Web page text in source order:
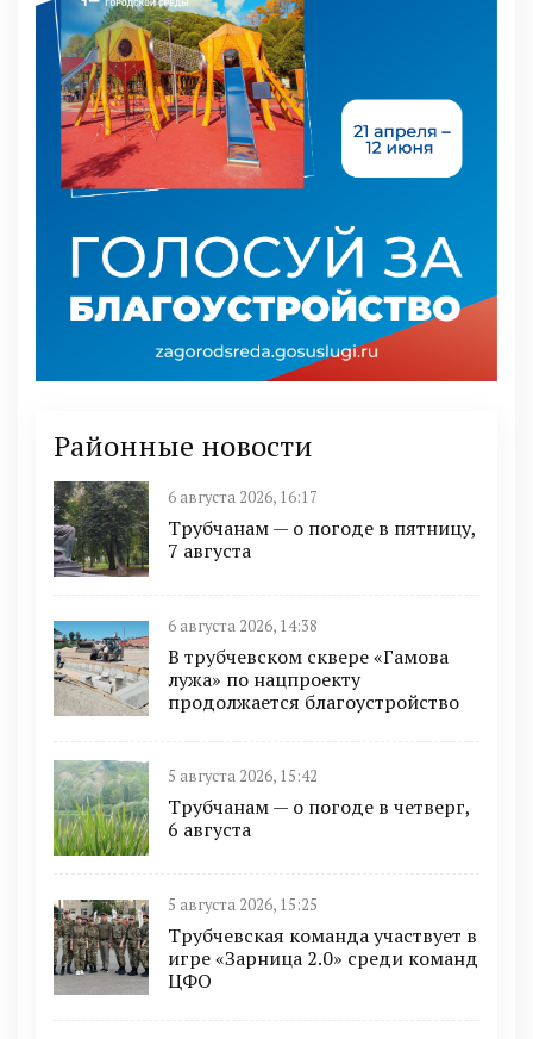
Районные новости
6 августа 2026, 16:17
Трубчанам — о погоде в пятницу,
7 августа
6 августа 2026, 14:38
В трубчевском сквере «Гамова
лужа» по нацпроекту
продолжается благоустройство
5 августа 2026, 15:42
Трубчанам — о погоде в четверг,
6 августа
5 августа 2026, 15:25
Трубчевская команда участвует в
игре «Зарница 2.0» среди команд
ЦФО